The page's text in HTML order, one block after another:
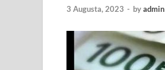
3 Augusta, 2023 - byadmin